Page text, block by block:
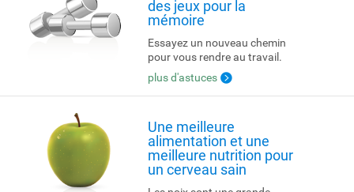
des jeux pour la
mémoire
Essayez un nouveau chemin
pour vous rendre au travail.
plus d'astuces
Une meilleure
alimentation et une
meilleure nutrition pour
un cerveau sain